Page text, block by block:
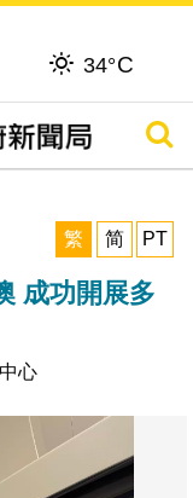
34°C
搜尋
繁
简 PT
成功開展多
心